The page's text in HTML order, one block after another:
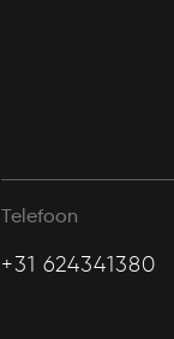
Telefoon
+31 624341380